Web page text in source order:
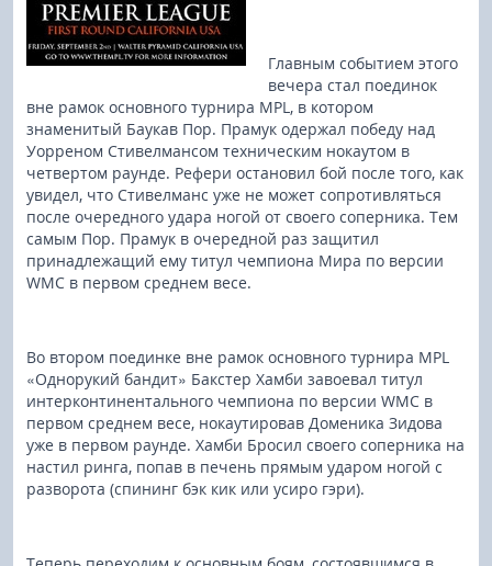
Главным событием этого
вечера стал поединок
вне рамок основного турнира MPL, в котором
знаменитый Баукав Пор. Прамук одержал победу над
Уорреном Стивелмансом техническим нокаутом в
четвертом раунде. Рефери остановил бой после того, как
увидел, что Стивелманс уже не может сопротивляться
после очередного удара ногой от своего соперника. Тем
самым Пор. Прамук в очередной раз защитил
принадлежащий ему титул чемпиона Мира по версии
WMC в первом среднем весе.
Во втором поединке вне рамок основного турнира MPL
«Однорукий бандит» Бакстер Хамби завоевал титул
интерконтинентального чемпиона по версии WMC в
первом среднем весе, нокаутировав Доменика Зидова
уже в первом раунде. Хамби Бросил своего соперника на
настил ринга, попав в печень прямым ударом ногой с
разворота (спининг бэк кик или усиро гэри).